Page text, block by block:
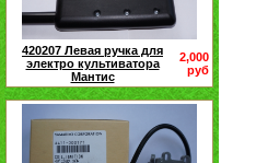
420207 Левая ручка для
электро культиватора
Мантис
2,000
руб